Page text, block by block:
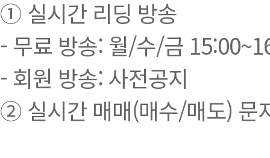
① 실시간 리딩 방송
- 무료 방송: 월/수/금
- 회원 방송: 사전공지
② 실시간 매매(매수/매도) 문